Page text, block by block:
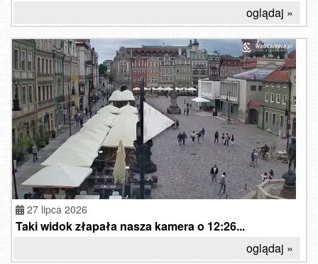
oglądaj »
27 lipca 2026
Taki widok złapała nasza kamera o 12:26...
oglądaj »